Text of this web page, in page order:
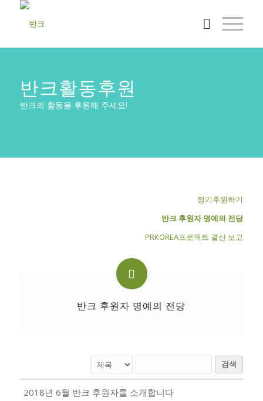
반크활동후원
반크의 활동을 후원해 주세요!
정기후원하기
반크 후원자 명예의 전당
PRKOREA프로젝트 결산 보고
반크 후원자 명예의 전당
검색
2018년 6월 반크 후원자를 소개합니다